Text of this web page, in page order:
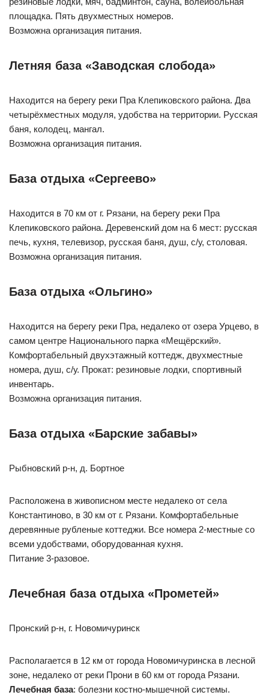
площадка. Пять двухместных номеров.
Возможна организация питания.
Летняя база «Заводская слобода»
Находится на берегу реки Пра Клепиковского района. Два
четырёхместных модуля, удобства на территории. Русская
баня, колодец, мангал.
Возможна организация питания.
База отдыха «Сергеево»
Находится в 70 км от г. Рязани, на берегу реки Пра
Клепиковского района. Деревенский дом на 6 мест: русская
печь, кухня, телевизор, русская баня, душ, с/у, столовая.
Возможна организация питания.
База отдыха «Ольгино»
Находится на берегу реки Пра, недалеко от озера Урцево, в
самом центре Национального парка «Мещёрский».
Комфортабельный двухэтажный коттедж, двухместные
номера, душ, с/у. Прокат: резиновые лодки, спортивный
инвентарь.
Возможна организация питания.
База отдыха «Барские забавы»
Рыбновский р-н, д. Бортное
Расположена в живописном месте недалеко от села
Константиново, в 30 км от г. Рязани. Комфортабельные
деревянные рубленые коттеджи. Все номера 2-местные со
всеми удобствами, оборудованная кухня.
Питание 3-разовое.
Лечебная база отдыха «Прометей»
Пронский р-н, г. Новомичуринск
Располагается в 12 км от города Новомичуринска в лесной
зоне, недалеко от реки Прони в 60 км от города Рязани.
Лечебная база: болезни костно-мышечной системы.